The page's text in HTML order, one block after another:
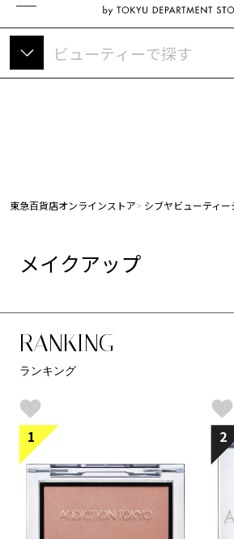
東急百貨店オンラインストア
東急百貨店オンラインストア シブヤビューティ
メイクアップ
RANKING
ランキング
1 2